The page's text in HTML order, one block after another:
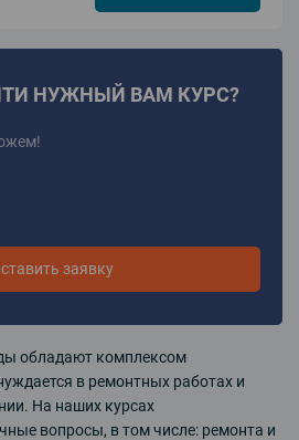
НУЖНЫЙ ВАМ КУРС?
заявку
обладают комплексом
в ремонтных работах и
На наших курсах
вопросы, в том числе: ремонта и